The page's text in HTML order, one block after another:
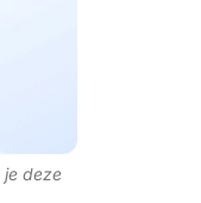
deze